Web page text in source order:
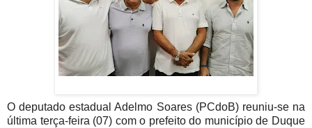
O deputado estadual Adelmo Soares (PCdoB) reuniu-se na
última terça-feira (07) com o prefeito do município de Duque